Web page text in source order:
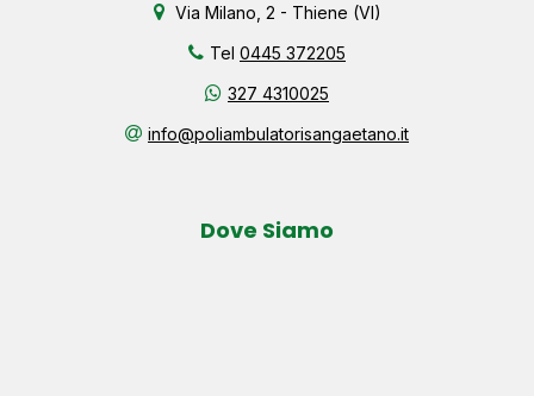
Via Milano, 2 - Thiene (VI)
Tel 0445 372205
327 4310025
info@poliambulatorisangaetano.it
Dove Siamo